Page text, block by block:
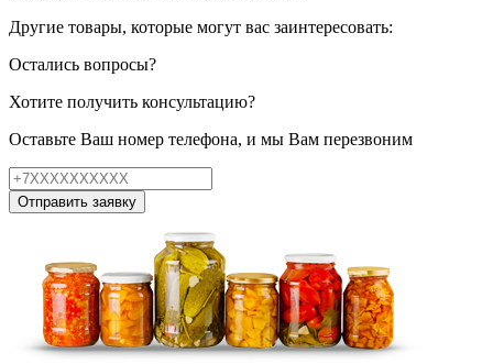
Другие товары, которые могут вас заинтересовать:
Остались вопросы?
Хотите получить консультацию?
Оставьте Ваш номер телефона, и мы Вам перезвоним
Отправить заявку